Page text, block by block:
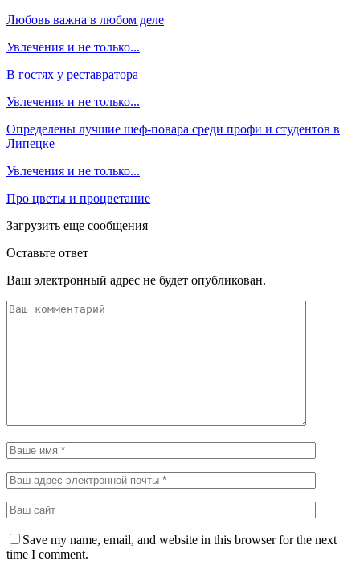
Любовь важна в любом деле
Увлечения и не только...
В гостях у реставратора
Увлечения и не только...
Определены лучшие шеф-повара среди профи и студентов в
Липецке
Увлечения и не только...
Про цветы и процветание
Загрузить еще сообщения
Оставьте ответ
Ваш электронный адрес не будет опубликован.
Save my name, email, and website in this browser for the next
time I comment.